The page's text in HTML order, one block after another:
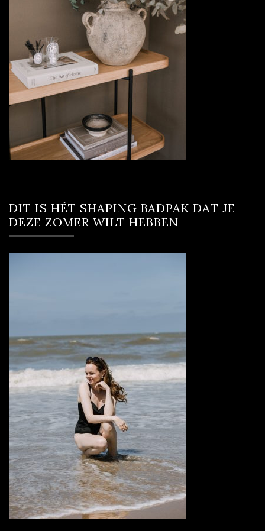
DIT IS HÉT SHAPING BADPAK DAT JE
DEZE ZOMER WILT HEBBEN